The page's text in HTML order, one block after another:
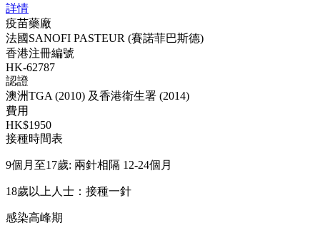
詳情
疫苗藥廠
法國SANOFI PASTEUR (賽諾菲巴斯德)
香港注冊編號
HK-62787
認證
澳洲TGA (2010) 及香港衛生署 (2014)
費用
HK$1950
接種時間表
9個月至17歲: 兩針相隔 12-24個月
18歲以上人士：接種一針
感染高峰期